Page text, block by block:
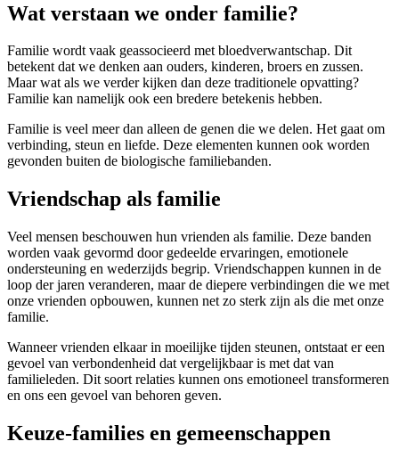
Wat verstaan we onder familie?
Familie wordt vaak geassocieerd met bloedverwantschap. Dit
betekent dat we denken aan ouders, kinderen, broers en zussen.
Maar wat als we verder kijken dan deze traditionele opvatting?
Familie kan namelijk ook een bredere betekenis hebben.
Familie is veel meer dan alleen de genen die we delen. Het gaat om
verbinding, steun en liefde. Deze elementen kunnen ook worden
gevonden buiten de biologische familiebanden.
Vriendschap als familie
Veel mensen beschouwen hun vrienden als familie. Deze banden
worden vaak gevormd door gedeelde ervaringen, emotionele
ondersteuning en wederzijds begrip. Vriendschappen kunnen in de
loop der jaren veranderen, maar de diepere verbindingen die we met
onze vrienden opbouwen, kunnen net zo sterk zijn als die met onze
familie.
Wanneer vrienden elkaar in moeilijke tijden steunen, ontstaat er een
gevoel van verbondenheid dat vergelijkbaar is met dat van
familieleden. Dit soort relaties kunnen ons emotioneel transformeren
en ons een gevoel van behoren geven.
Keuze-families en gemeenschappen